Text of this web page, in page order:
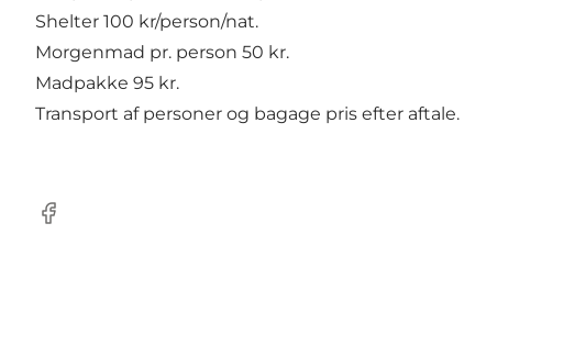
Shelter 100 kr/person/nat.
Morgenmad pr. person 50 kr.
Madpakke 95 kr.
Transport af personer og bagage pris efter aftale.
Facebook